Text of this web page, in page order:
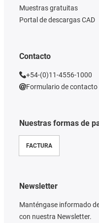
Nuestras formas de
FACTURA
Muestras gratuitas
Portal de descargas CAD
Contacto
+54-(0)11-4556-1000
Formulario de contacto
Newsletter
Manténgase informado
con nuestra Newsletter.